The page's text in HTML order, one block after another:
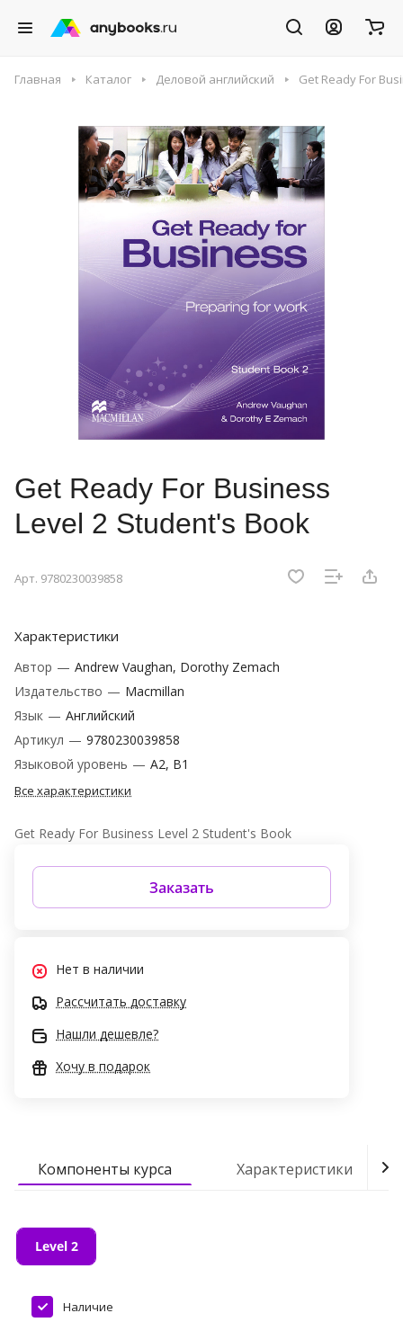
Главная Каталог Деловой английский Get Ready For
Get Ready For Business
Level 2 Student's Book
Арт. 9780230039858
Характеристики
Автор — Andrew Vaughan, Dorothy Zemach
Издательство — Macmillan
Язык — Английский
Артикул — 9780230039858
Языковой уровень — A2, B1
Все характеристики
Get Ready For Business Level 2 Student's Book
Заказать
Нет в наличии
Рассчитать доставку
Нашли дешевле?
Хочу в подарок
Компоненты курса Характеристики
Level 2
Наличие